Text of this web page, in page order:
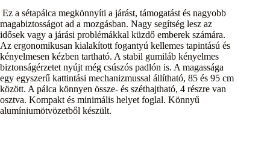
Ez a sétapálca megkönnyíti a járást, támogatást és nagyobb
magabiztosságot ad a mozgásban. Nagy segítség lesz az
idősek vagy a járási problémákkal küzdő emberek számára.
Az ergonomikusan kialakított fogantyú kellemes tapintású és
kényelmesen kézben tartható. A stabil gumiláb kényelmes
biztonságérzetet nyújt még csúszós padlón is. A magassága
egy egyszerű kattintási mechanizmussal állítható, 85 és 95 cm
között. A pálca könnyen össze- és széthajtható, 4 részre van
osztva. Kompakt és minimális helyet foglal. Könnyű
alumíniumötvözetből készült.